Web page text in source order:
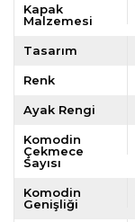
Kapak
Malzemesi
Tasarım
Renk
Ayak Rengi
Komodin
Çekmece
Sayısı
Komodin
Genişliği